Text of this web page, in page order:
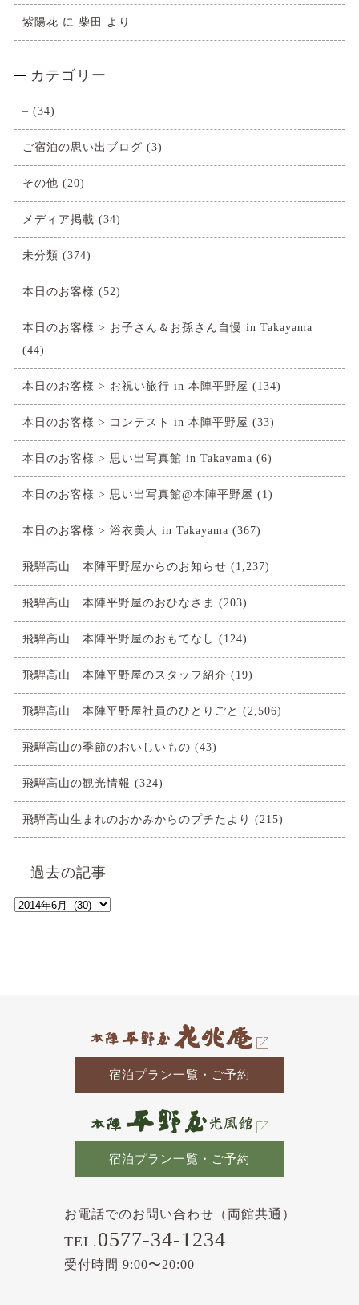
紫陽花 に 柴田 より
カテゴリー
– (34)
ご宿泊の思い出ブログ (3)
その他 (20)
メディア掲載 (34)
未分類 (374)
本日のお客様 (52)
本日のお客様 > お子さん＆お孫さん自慢 in Takayama
(44)
本日のお客様 > お祝い旅行 in 本陣平野屋 (134)
本日のお客様 > コンテスト in 本陣平野屋 (33)
本日のお客様 > 思い出写真館 in Takayama (6)
本日のお客様 > 思い出写真館@本陣平野屋 (1)
本日のお客様 > 浴衣美人 in Takayama (367)
飛騨高山 本陣平野屋からのお知らせ (1,237)
飛騨高山 本陣平野屋のおひなさま (203)
飛騨高山 本陣平野屋のおもてなし (124)
飛騨高山 本陣平野屋のスタッフ紹介 (19)
飛騨高山 本陣平野屋社員のひとりごと (2,506)
飛騨高山の季節のおいしいもの (43)
飛騨高山の観光情報 (324)
飛騨高山生まれのおかみからのプチたより (215)
過去の記事
過
宿泊プラン一覧・ご予約
宿泊プラン一覧・ご予約
お電話でのお問い合わせ（両館共通）
TEL.0577-34-1234
受付時間 9:00〜20:00